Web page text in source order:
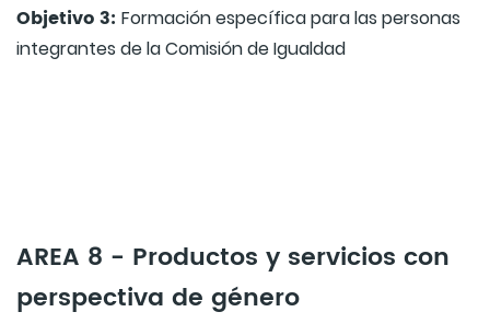
Objetivo 3: Formación específica para las personas
integrantes de la Comisión de Igualdad
AREA 8 - Productos y servicios con
perspectiva de género